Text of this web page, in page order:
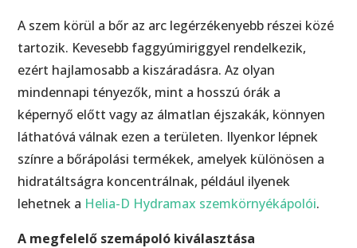
A szem körül a bőr az arc legérzékenyebb részei közé
tartozik. Kevesebb faggyúmiriggyel rendelkezik,
ezért hajlamosabb a kiszáradásra. Az olyan
mindennapi tényezők, mint a hosszú órák a
képernyő előtt vagy az álmatlan éjszakák, könnyen
láthatóvá válnak ezen a területen. Ilyenkor lépnek
színre a bőrápolási termékek, amelyek különösen a
hidratáltságra koncentrálnak, például ilyenek
lehetnek a Helia-D Hydramax szemkörnyékápolói.
A megfelelő szemápoló kiválasztása